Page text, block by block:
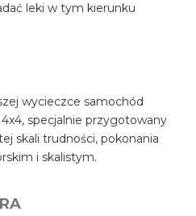
leki w tym kierunku
wycieczce samochód
specjalnie przygotowany
skali trudności, pokonania
i skalistym.